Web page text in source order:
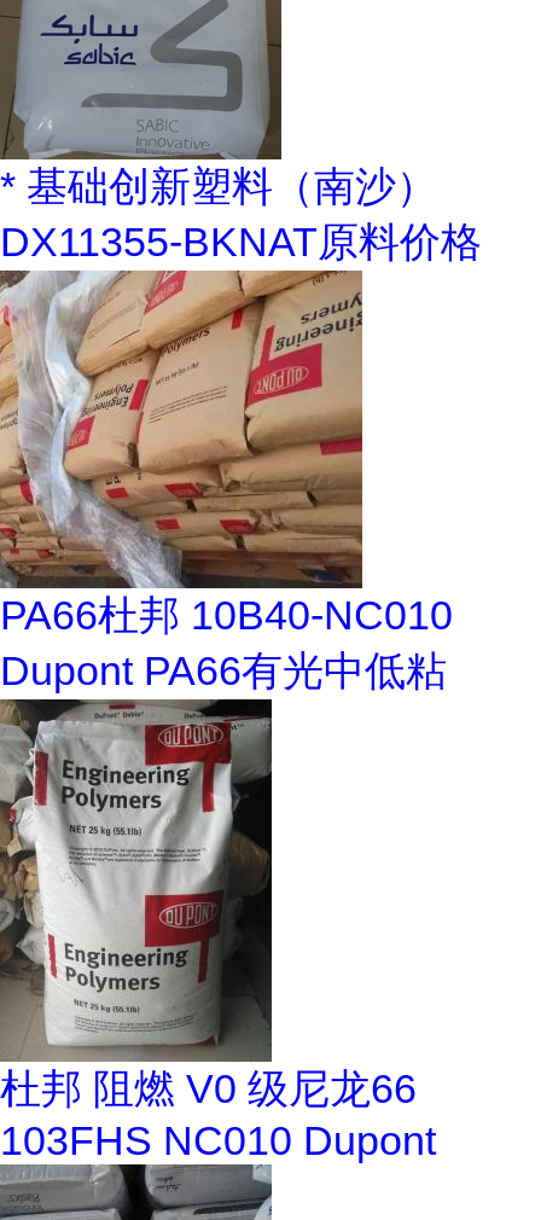
* 基础创新塑料（南沙）
DX11355-BKNAT原料价格
PA66杜邦 10B40-NC010
Dupont PA66有光中低粘
杜邦 阻燃 V0 级尼龙66
103FHS NC010 Dupont